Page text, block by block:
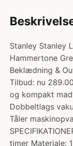
Stanley Stanley
Hammertone
Beklædning &
Tilbud: nu
og kompakt
Dobbeltlags
Tåler
timer Materiale: